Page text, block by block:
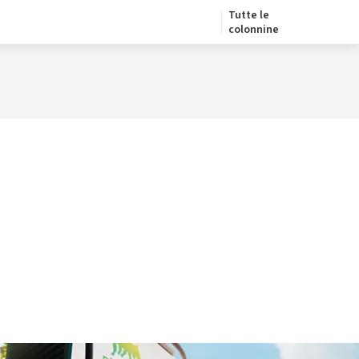
Tutte le
colonnine